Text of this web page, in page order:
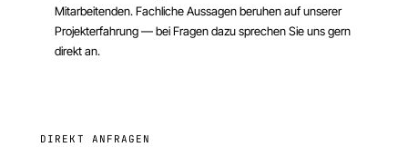
Mitarbeitenden. Fachliche Aussagen beruhen auf unserer
Projekterfahrung — bei Fragen dazu sprechen Sie uns gern
direkt an.
DIREKT ANFRAGEN